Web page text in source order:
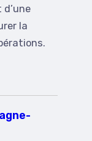
la